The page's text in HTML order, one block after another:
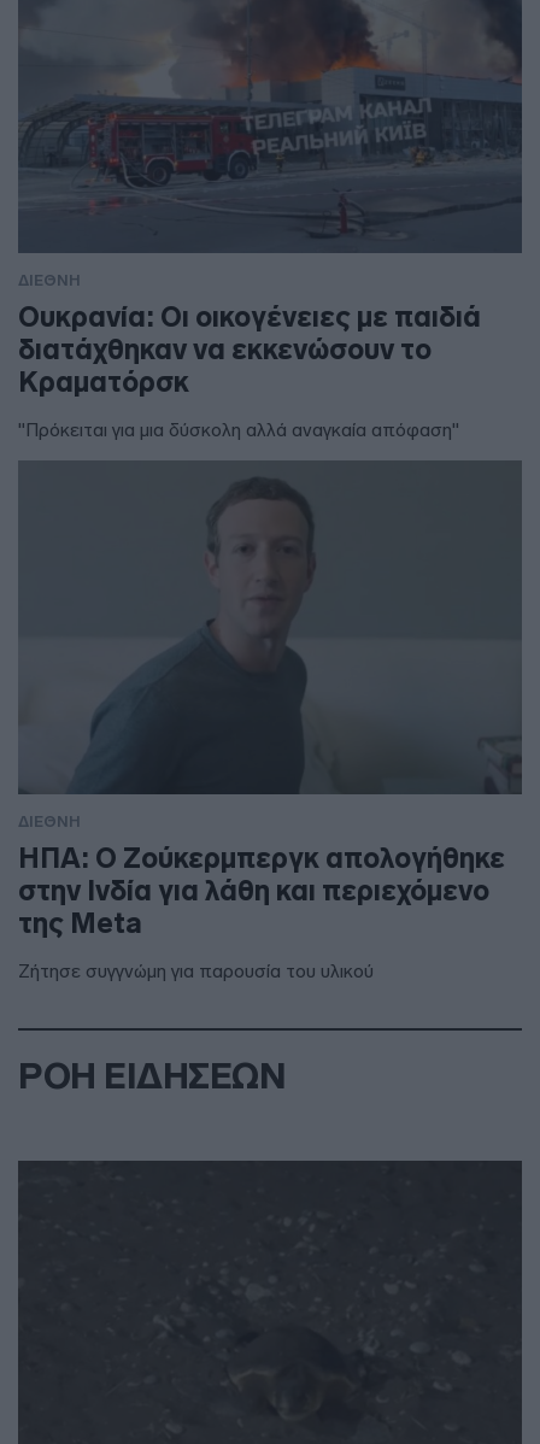
ΔΙΕΘΝΗ
Ουκρανία: Οι οικογένειες με παιδιά
διατάχθηκαν να εκκενώσουν το
Κραματόρσκ
"Πρόκειται για μια δύσκολη αλλά αναγκαία απόφαση"
ΔΙΕΘΝΗ
ΗΠΑ: Ο Ζούκερμπεργκ απολογήθηκε
στην Ινδία για λάθη και περιεχόμενο
της Meta
Ζήτησε συγγνώμη για παρουσία του υλικού
ΡΟΗ ΕΙΔΗΣΕΩΝ